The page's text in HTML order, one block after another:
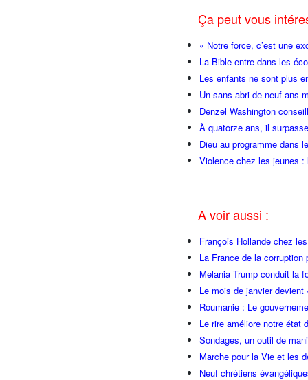
Ça peut vous
« Notre force, c’est une
La Bible entre dans les
Les enfants ne sont plus
Un sans-abri de neuf ans
Denzel Washington
À quatorze ans, il
Dieu au programme dans
Violence chez les jeunes
A voir aussi :
François Hollande chez
La France de la
Melania Trump conduit la
Le mois de janvier
Roumanie : Le
Le rire améliore notre état
Sondages, un outil de
Marche pour la Vie et les
Neuf chrétiens